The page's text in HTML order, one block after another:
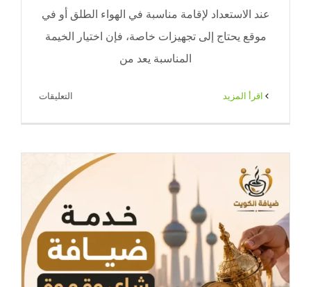
عند الاستعداد لإقامة مناسبة في الهواء الطلق أو في
موقع يحتاج إلى تجهيزات خاصة، فإن اختيار الخيمة
المناسبة يعد من
التعليقات
ضيافة
الكويت
لتجهيز
راقٍ
يناسب